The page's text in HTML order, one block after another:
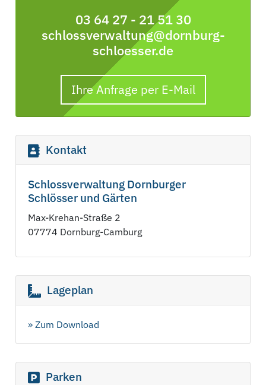
03 64 27 - 21 51 30
schlossverwaltung@dornburg-
schloesser.de
Ihre Anfrage per E-Mail
Kontakt
Schlossverwaltung Dornburger
Schlösser und Gärten
Max-Krehan-Straße 2
07774 Dornburg-Camburg
Lageplan
» Zum Download
Parken